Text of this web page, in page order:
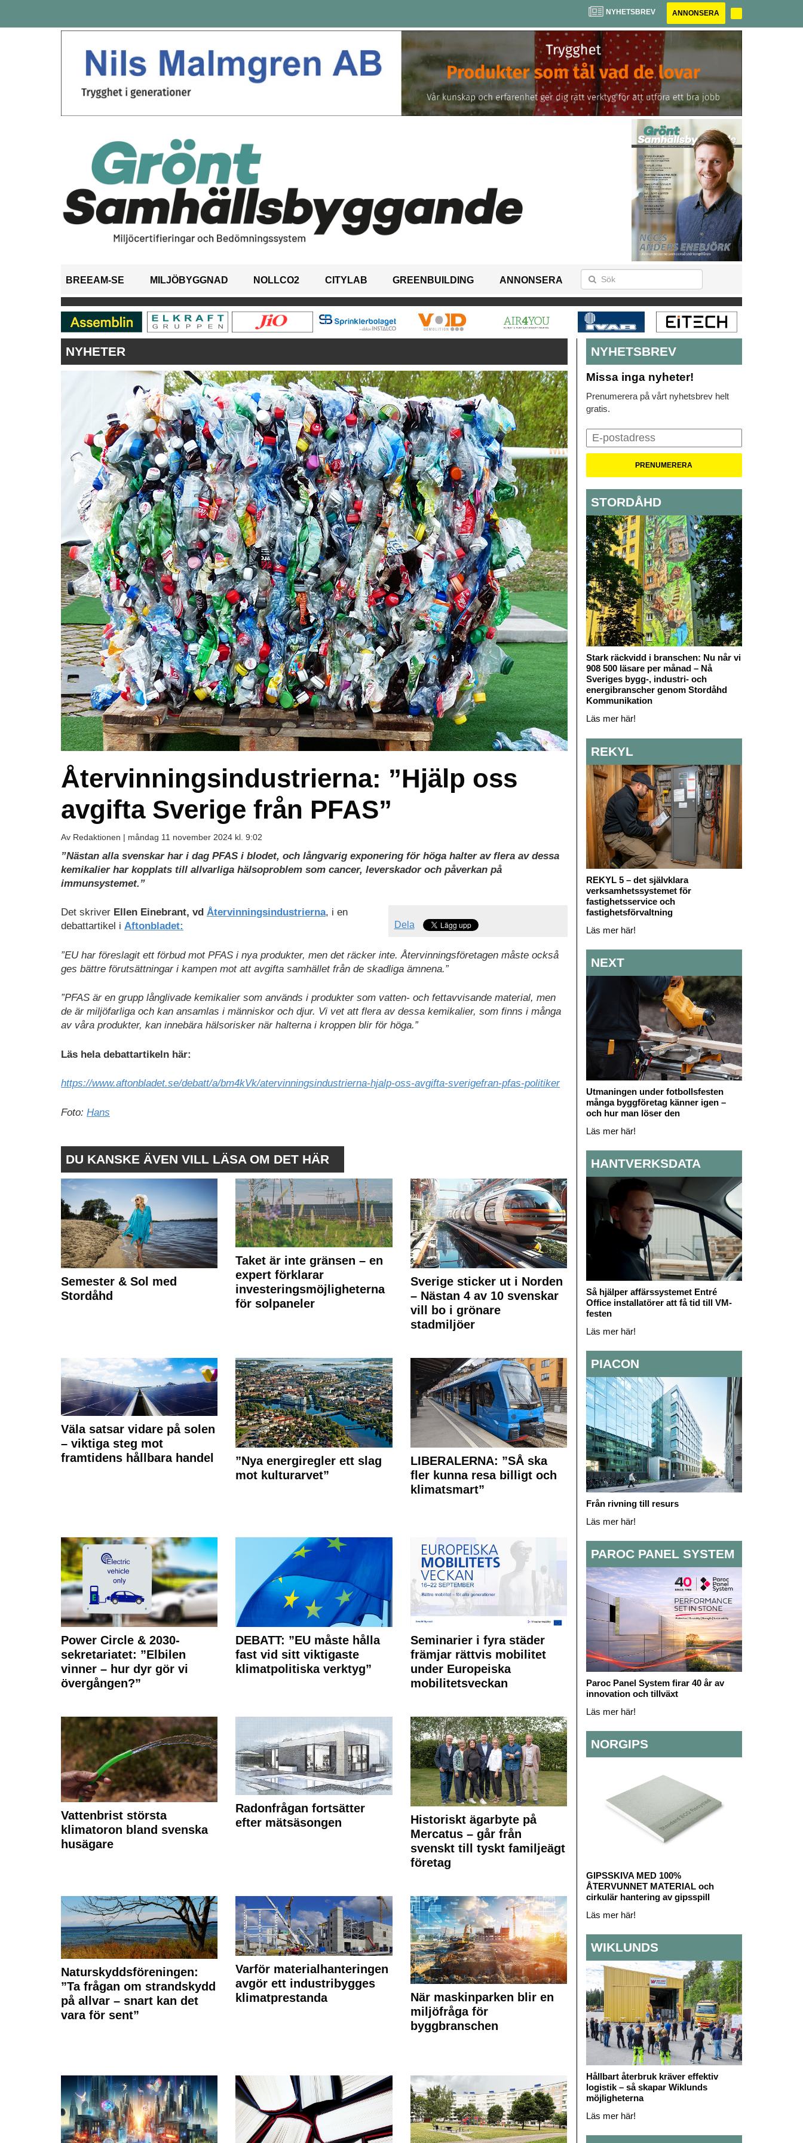
NYHETSBREV ANNONSERA
BREEAM-SE MILJÖBYGGNAD NOLLCO2 CITYLAB GREENBUILDING ANNONSERA
NYHETER
Återvinningsindustrierna: ”Hjälp oss
avgifta Sverige från PFAS”
Av Redaktionen | måndag 11 november 2024 kl. 9:02
”Nästan alla svenskar har i dag PFAS i blodet, och långvarig exponering för höga halter av flera av dessa
kemikalier har kopplats till allvarliga hälsoproblem som cancer, leverskador och påverkan på
immunsystemet.”
Dela
Det skriver Ellen Einebrant, vd Återvinningsindustrierna, i en
debattartikel i Aftonbladet:
”EU har föreslagit ett förbud mot PFAS i nya produkter, men det räcker inte. Återvinningsföretagen måste också
ges bättre förutsättningar i kampen mot att avgifta samhället från de skadliga ämnena.”
”PFAS är en grupp långlivade kemikalier som används i produkter som vatten- och fettavvisande material, men
de är miljöfarliga och kan ansamlas i människor och djur. Vi vet att flera av dessa kemikalier, som finns i många
av våra produkter, kan innebära hälsorisker när halterna i kroppen blir för höga.”
Läs hela debattartikeln här:
https://www.aftonbladet.se/debatt/a/bm4kVk/atervinningsindustrierna-hjalp-oss-avgifta-sverigefran-pfas-politiker
Foto: Hans
DU KANSKE ÄVEN VILL LÄSA OM DET HÄR
Semester & Sol med
Stordåhd
Taket är inte gränsen – en
expert förklarar
investeringsmöjligheterna
för solpaneler
Sverige sticker ut i Norden
– Nästan 4 av 10 svenskar
vill bo i grönare
stadmiljöer
Väla satsar vidare på solen
– viktiga steg mot
framtidens hållbara handel
”Nya energiregler ett slag
mot kulturarvet”
LIBERALERNA: ”SÅ ska
fler kunna resa billigt och
klimatsmart”
Power Circle & 2030-
sekretariatet: ”Elbilen
vinner – hur dyr gör vi
övergången?”
DEBATT: ”EU måste hålla
fast vid sitt viktigaste
klimatpolitiska verktyg”
Seminarier i fyra städer
främjar rättvis mobilitet
under Europeiska
mobilitetsveckan
Vattenbrist största
klimatoron bland svenska
husägare
Radonfrågan fortsätter
efter mätsäsongen
Historiskt ägarbyte på
Mercatus – går från
svenskt till tyskt familjeägt
företag
Naturskyddsföreningen:
”Ta frågan om strandskydd
på allvar – snart kan det
vara för sent”
Varför materialhanteringen
avgör ett industribygges
klimatprestanda
När maskinparken blir en
miljöfråga för
byggbranschen
NYHETSBREV
Missa inga nyheter!
Prenumerera på vårt nyhetsbrev helt
gratis.
STORDÅHD
Stark räckvidd i branschen: Nu når vi
908 500 läsare per månad – Nå
Sveriges bygg-, industri- och
energibranscher genom Stordåhd
Kommunikation
Läs mer här!
REKYL
REKYL 5 – det självklara
verksamhetssystemet för
fastighetsservice och
fastighetsförvaltning
Läs mer här!
NEXT
Utmaningen under fotbollsfesten
många byggföretag känner igen –
och hur man löser den
Läs mer här!
HANTVERKSDATA
Så hjälper affärssystemet Entré
Office installatörer att få tid till VM-
festen
Läs mer här!
PIACON
Från rivning till resurs
Läs mer här!
PAROC PANEL SYSTEM
Paroc Panel System firar 40 år av
innovation och tillväxt
Läs mer här!
NORGIPS
GIPSSKIVA MED 100%
ÅTERVUNNET MATERIAL och
cirkulär hantering av gipsspill
Läs mer här!
WIKLUNDS
Hållbart återbruk kräver effektiv
logistik – så skapar Wiklunds
möjligheterna
Läs mer här!